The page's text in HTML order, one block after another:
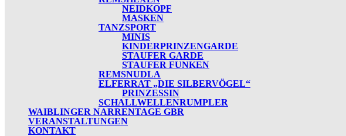
NEIDKOPF
MASKEN
TANZSPORT
MINIS
KINDERPRINZENGARDE
STAUFER GARDE
STAUFER FUNKEN
REMSNUDLA
ELFERRAT „DIE SILBERVÖGEL“
PRINZESSIN
SCHALLWELLENRUMPLER
WAIBLINGER NARRENTAGE GBR
VERANSTALTUNGEN
KONTAKT